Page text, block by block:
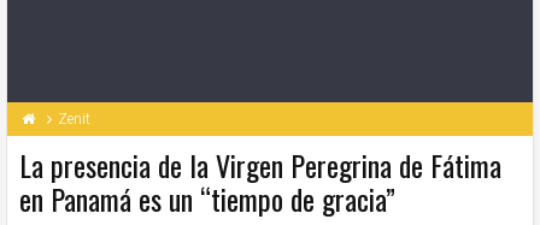
Zenit
La presencia de la Virgen Peregrina de Fátima
en Panamá es un “tiempo de gracia”